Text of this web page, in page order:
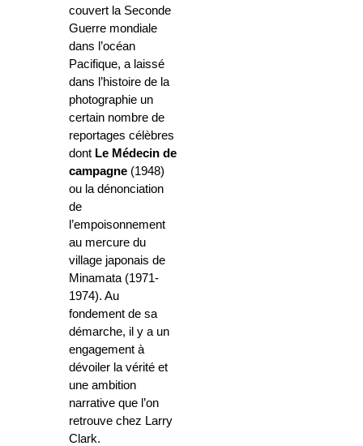
couvert la Seconde
Guerre mondiale
dans l’océan
Pacifique, a laissé
dans l’histoire de la
photographie un
certain nombre de
reportages célèbres
dont Le Médecin de
campagne (1948)
ou la dénonciation
de
l’empoisonnement
au mercure du
village japonais de
Minamata (1971-
1974). Au
fondement de sa
démarche, il y a un
engagement à
dévoiler la vérité et
une ambition
narrative que l’on
retrouve chez Larry
Clark.